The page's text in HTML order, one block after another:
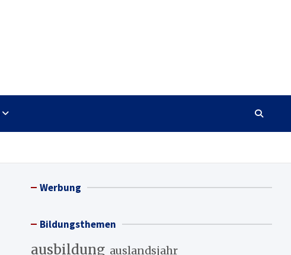
Werbung
Bildungsthemen
ausbildung auslandsjahr